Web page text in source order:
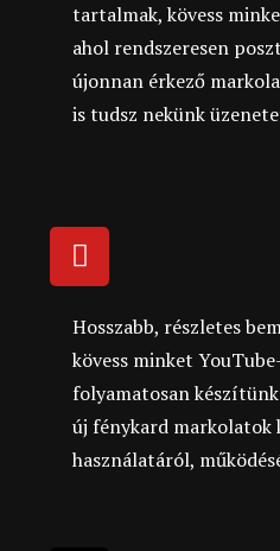
tartalmak, kövess
ahol rendszeresen
újonnan érkező
is tudsz nekünk
Hosszabb, részletes
kövess minket
folyamatosan
új fénykard markolatok
használatáról,